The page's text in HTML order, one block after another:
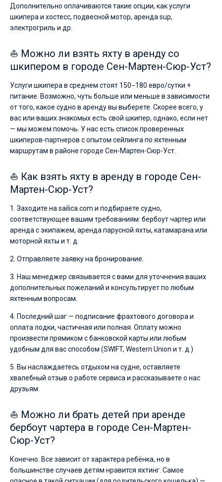
Дополнительно оплачиваются такие опции, как услуги
шкипера и хостесс, подвесной мотор, аренда sup,
электрогриль и др.
⛵ Можно ли взять яхту в аренду со
шкипером в городе Сен-Мартен-Сюр-Уст?
Услуги шкипера в среднем стоят 150−180 евро/сутки +
питание. Возможно, чуть больше или меньше в зависимости
от того, какое судно в аренду вы выберете. Скорее всего, у
вас или ваших знакомых есть свой шкипер, однако, если нет
— мы можем помочь. У нас есть список проверенных
шкиперов-партнеров с опытом сейлинга по яхтенным
маршрутам в районе городе Сен-Мартен-Сюр-Уст.
⛵ Как взять яхту в аренду в городе Сен-
Мартен-Сюр-Уст?
1. Заходите на sailica.com и подбираете судно,
соответствующее вашим требованиям: бербоут чартер или
аренда с экипажем, аренда парусной яхты, катамарана или
моторной яхты и т. д.
2. Отправляете заявку на бронирование.
3. Наш менеджер связывается с вами для уточнения ваших
дополнительных пожеланий и консультирует по любым
яхтенным вопросам.
4. Последний шаг — подписание фрахтового договора и
оплата лодки, частичная или полная. Оплату можно
произвести прямиком с банковской карты или любым
удобным для вас способом (SWIFT, Western Union и т. д.)
5. Вы наслаждаетесь отдыхом на судне, оставляете
хвалебный отзыв о работе сервиса и рассказываете о нас
друзьям.
⛵ Можно ли брать детей при аренде
бербоут чартера в городе Сен-Мартен-
Сюр-Уст?
Конечно. Все зависит от характера ребёнка, но в
большинстве случаев детям нравится яхтинг. Самое